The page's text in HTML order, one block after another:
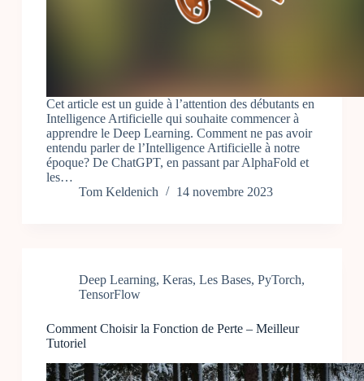
Cet article est un guide à l’attention des débutants en
Intelligence Artificielle qui souhaite commencer à
apprendre le Deep Learning. Comment ne pas avoir
entendu parler de l’Intelligence Artificielle à notre
époque? De ChatGPT, en passant par AlphaFold et
les…
Tom Keldenich
14 novembre 2023
Deep Learning, Keras, Les Bases, PyTorch,
TensorFlow
Comment Choisir la Fonction de Perte – Meilleur
Tutoriel